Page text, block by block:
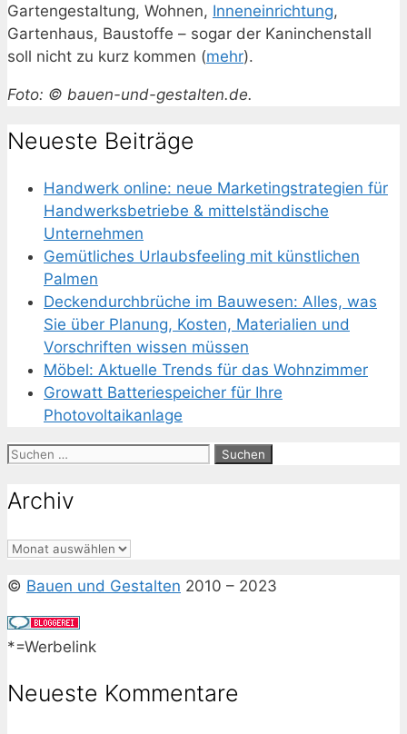
Gartengestaltung, Wohnen, Inneneinrichtung,
Gartenhaus, Baustoffe – sogar der Kaninchenstall
soll nicht zu kurz kommen (mehr).
Foto: © bauen-und-gestalten.de.
Neueste Beiträge
Handwerk online: neue Marketingstrategien für
Handwerksbetriebe & mittelständische
Unternehmen
Gemütliches Urlaubsfeeling mit künstlichen
Palmen
Deckendurchbrüche im Bauwesen: Alles, was
Sie über Planung, Kosten, Materialien und
Vorschriften wissen müssen
Möbel: Aktuelle Trends für das Wohnzimmer
Growatt Batteriespeicher für Ihre
Photovoltaikanlage
Suchen
Archiv
Archiv
© Bauen und Gestalten 2010 – 2023
*=Werbelink
Neueste Kommentare